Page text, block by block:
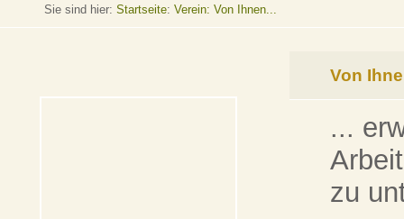
Sie sind hier: Startseite: Verein: Von Ihnen...
Von
...
zu